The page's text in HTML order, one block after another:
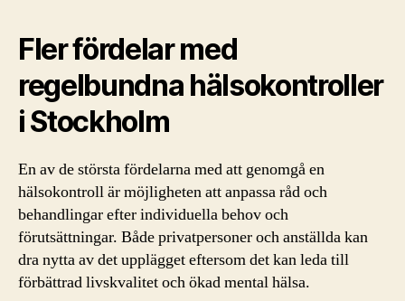
Fler fördelar med
regelbundna hälsokontroller
i Stockholm
En av de största fördelarna med att genomgå en
hälsokontroll är möjligheten att anpassa råd och
behandlingar efter individuella behov och
förutsättningar. Både privatpersoner och anställda kan
dra nytta av det upplägget eftersom det kan leda till
förbättrad livskvalitet och ökad mental hälsa.